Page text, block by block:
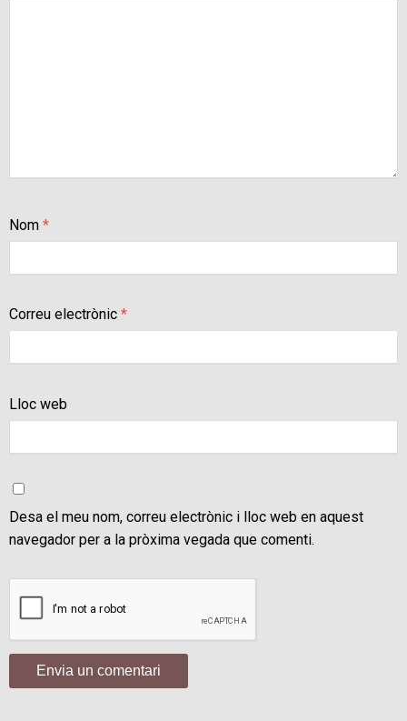
Nom *
Correu electrònic *
Lloc web
Desa el meu nom, correu electrònic i lloc web en aquest
navegador per a la pròxima vegada que comenti.